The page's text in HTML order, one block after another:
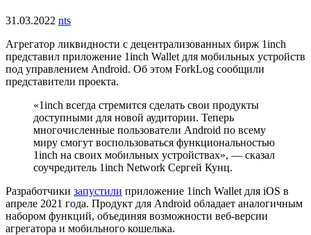
31.03.2022 nts
Агрегатор ликвидности с децентрализованных бирж 1inch
представил приложение 1inch Wallet для мобильных устройств
под управлением Android. Об этом ForkLog сообщили
представители проекта.
«1inch всегда стремится сделать свои продукты
доступными для новой аудитории. Теперь
многочисленные пользователи Android по всему
миру смогут воспользоваться функциональностью
1inch на своих мобильных устройствах», — сказал
соучредитель 1inch Network Сергей Кунц.
Разработчики запустили приложение 1inch Wallet для iOS в
апреле 2021 года. Продукт для Android обладает аналогичным
набором функций, объединяя возможности веб-версии
агрегатора и мобильного кошелька.